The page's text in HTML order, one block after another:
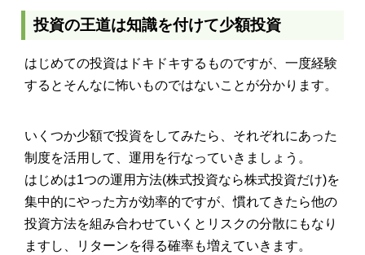
投資の王道は知識を付けて少額投資
はじめての投資はドキドキするものですが、一度経験
するとそんなに怖いものではないことが分かります。
いくつか少額で投資をしてみたら、それぞれにあった
制度を活用して、運用を行なっていきましょう。
はじめは1つの運用方法(株式投資なら株式投資だけ)を
集中的にやった方が効率的ですが、慣れてきたら他の
投資方法を組み合わせていくとリスクの分散にもなり
ますし、リターンを得る確率も増えていきます。